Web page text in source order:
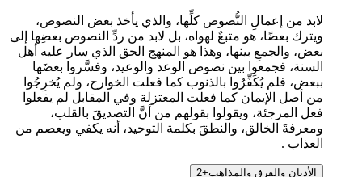
لابد من إعمالِ النُّصوص كلِّها، والذي يأخذ بعض النصوص،
ويترك بعضًا، هو متبعٌ لهواه، بل لابد من ردِّ النصوص بعضِها إلى
بعض، والجمعِ بينها، وهذا هو المنهج الحق الذي سار عليه أهل
السنة، فجمعوا بين نصوص الوعد والوعيد، وفسَّروا بعضَها
ببعض، فلم يُكَفِّرُوا بالذنوب كما فعلت الخوارج، ولم يُخرِجُوا
من أصل الإيمان كما فعلت المعتزلة وفي المقابل لم يفعلوا
فعل المرجئة، ويقولوا بقولهم من أنَّ التصديقَ بالقلب،
ومعرفةَ الخالق، والنطقَ بكلمة التوحيد، أنه يكفي ويعصم من
العذاب .
الأديان والفرق والمذاهب+
2